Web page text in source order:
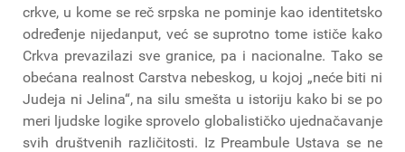
crkve, u kome se reč srpska ne pominje kao identitetsko
određenje nijedanput, već se suprotno tome ističe kako
Crkva prevazilazi sve granice, pa i nacionalne. Tako se
obećana realnost Carstva nebeskog, u kojoj „neće biti ni
Judeja ni Jelina“, na silu smešta u istoriju kako bi se po
meri ljudske logike sprovelo globalističko ujednačavanje
svih društvenih različitosti. Iz Preambule Ustava se ne